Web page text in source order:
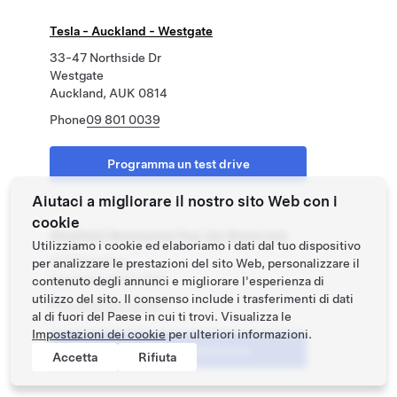
Tesla - Auckland - Westgate
33-47 Northside Dr
Westgate
Auckland, AUK 0814
Phone09 801 0039
Programma un test drive
277 Broadway
Auckland, AUK 1023
Phone09 801 0039
Programma un test drive
Aiutaci a migliorare il nostro sito Web con i
cookie
Utilizziamo i cookie ed elaboriamo i dati dal tuo dispositivo
per analizzare le prestazioni del sito Web, personalizzare il
contenuto degli annunci e migliorare l'esperienza di
utilizzo del sito. Il consenso include i trasferimenti di dati
al di fuori del Paese in cui ti trovi. Visualizza le
Impostazioni dei cookie per ulteriori informazioni.
Accetta
Rifiuta